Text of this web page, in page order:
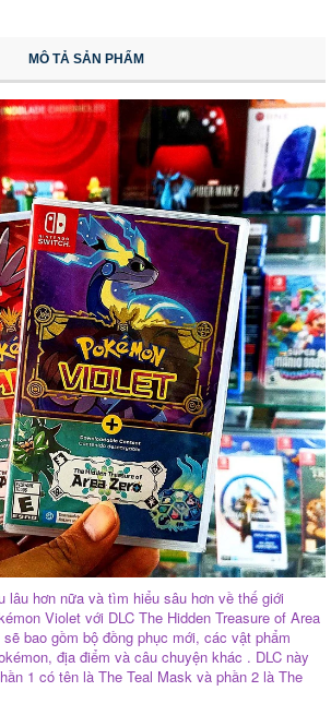
MÔ TẢ SẢN PHẨM
lâu hơn nữa và tìm hiểu sâu hơn về thế giới
Violet với DLC The Hidden Treasure of Area
bao gồm bộ đồng phục mới, các vật phẩm
địa điểm và câu chuyện khác . DLC này
1 có tên là The Teal Mask và phần 2 là The